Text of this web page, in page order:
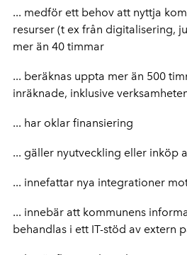
... medför ett behov att nyttja
resurser (t ex från digitalisering,
mer än 40 timmar
... beräknas uppta mer än 500
inräknade, inklusive
... har oklar finansiering
... gäller nyutveckling eller inköp
... innefattar nya integrationer
... innebär att kommunens
behandlas i ett IT-stöd av extern